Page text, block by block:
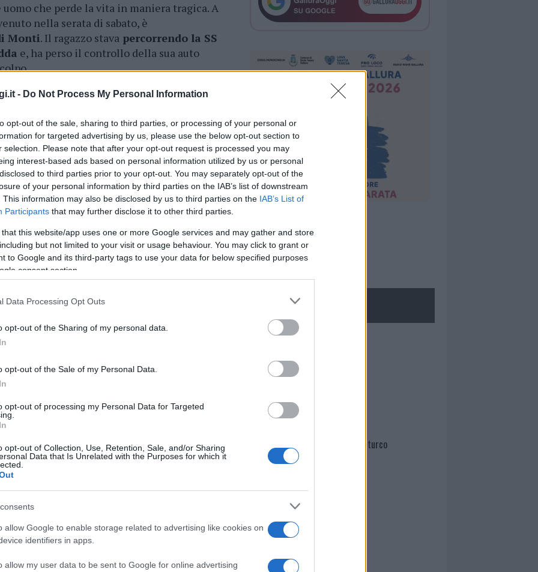
- Do Not Process My Personal Information
opt-out of the sale, sharing to third parties, or processing of your personal or
for targeted advertising by us, please use the below opt-out section to
selection. Please note that after your opt-out request is processed you may
interest-based ads based on personal information utilized by us or personal
to third parties prior to your opt-out. You may separately opt-out of the
of your personal information by third parties on the IAB’s list of downstream
This information may also be disclosed by us to third parties on the IAB’s List of
Participants that may further disclose it to other third parties.
that this website/app uses one or more Google services and may gather and store
but not limited to your visit or usage behaviour. You may click to grant or
to Google and its third-party tags to use your data for below specified purposes
consent section.
Data Processing Opt Outs
opt-out of the Sharing of my personal data.
opt-out of the Sale of my Personal Data.
opt-out of processing my Personal Data for Targeted
opt-out of Collection, Use, Retention, Sale, and/or Sharing
Data that Is Unrelated with the Purposes for which it
allow Google to enable storage related to advertising like cookies on
identifiers in apps.
allow my user data to be sent to Google for online advertising
che perde la vita in maniera tragica. A
nella serata di sabato, è
Monti. Il ragazzo stava percorrendo la SS
e, ha perso il controllo della sua auto
alla famiglia, e oggi pomeriggio alle
a Monti.
e lavorava in uno dei cantieri della
il rally ed era ben voluto da tutti.
morte del giovane ragazzo.Una famiglia
dal dolore.In segno di lutto è stata sospesa
in programma nella giornata di ieri,
all’arrivo della notizia, verso le 22, è
sposa organizzato dal Comitato della festa
cliccando qui
nella sezione
NECROLOGIE
Martina Agostina Diturco
I nostri cari